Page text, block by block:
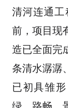
清河连通工
前，项目现
造已全面完
条清水潺潺
已初具雏